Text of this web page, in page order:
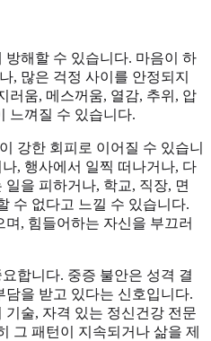
해할 수 있습니다. 마음이 하
, 많은 걱정 사이를 안정되지
러움, 메스꺼움, 열감, 추위, 압
느껴질 수 있습니다.
강한 회피로 이어질 수 있습니
, 행사에서 일찍 떠나거나, 다
을 피하거나, 학교, 직장, 면
수 없다고 느낄 수 있습니다.
, 힘들어하는 자신을 부끄러
합니다. 중증 불안은 성격 결
을 받고 있다는 신호입니다.
술, 자격 있는 정신건강 전문
그 패턴이 지속되거나 삶을 제